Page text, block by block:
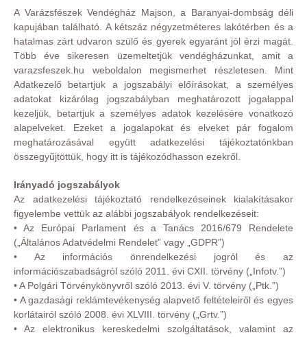
A Varázsfészek Vendégház Majson, a Baranyai-dombság déli
kapujában található. A kétszáz négyzetméteres lakótérben és a
hatalmas zárt udvaron szülő és gyerek egyaránt jól érzi magát.
Több éve sikeresen üzemeltetjük vendégházunkat, amit a
varazsfeszek.hu weboldalon megismerhet részletesen. Mint
Adatkezelő betartjuk a jogszabályi előírásokat, a személyes
adatokat kizárólag jogszabályban meghatározott jogalappal
kezeljük, betartjuk a személyes adatok kezelésére vonatkozó
alapelveket. Ezeket a jogalapokat és elveket pár fogalom
meghatározásával együtt adatkezelési tájékoztatónkban
összegyűjtöttük, hogy itt is tájékozódhasson ezekről.
Irányadó jogszabályok
Az adatkezelési tájékoztató rendelkezéseinek kialakításakor
figyelembe vettük az alábbi jogszabályok rendelkezéseit:
• Az Európai Parlament és a Tanács 2016/679 Rendelete
(„Általános Adatvédelmi Rendelet” vagy „GDPR”)
• Az információs önrendelkezési jogról és az
információszabadságról szóló 2011. évi CXII. törvény („Infotv.”)
• A Polgári Törvénykönyvről szóló 2013. évi V. törvény („Ptk.”)
• A gazdasági reklámtevékenység alapvető feltételeiről és egyes
korlátairól szóló 2008. évi XLVIII. törvény („Grtv.”)
• Az elektronikus kereskedelmi szolgáltatások, valamint az